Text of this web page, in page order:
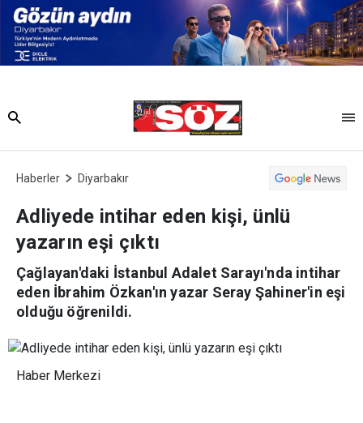
Haberler Diyarbakır
Adliyede intihar eden kişi, ünlü
yazarın eşi çıktı
Çağlayan'daki İstanbul Adalet Sarayı'nda intihar
eden İbrahim Özkan'ın yazar Seray Şahiner'in eşi
olduğu öğrenildi.
Haber Merkezi